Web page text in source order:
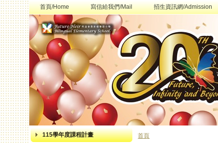
首頁/Home 寫信給我們/Mail 招生資訊網/Admission
115學年度課程計畫 首頁